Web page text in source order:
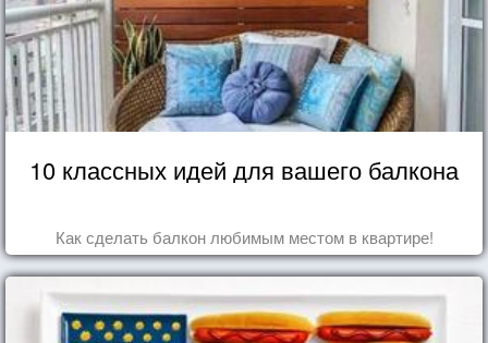
10 классных идей для вашего балкона
Как сделать балкон любимым местом в квартире!